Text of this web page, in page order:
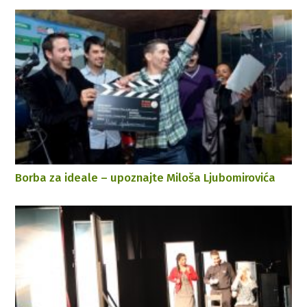
Borba za ideale – upoznajte Miloša Ljubomirovića